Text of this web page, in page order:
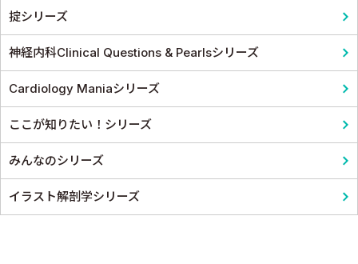
掟シリーズ
神経内科Clinical Questions & Pearlsシリーズ
Cardiology Maniaシリーズ
ここが知りたい！シリーズ
みんなのシリーズ
イラスト解剖学シリーズ